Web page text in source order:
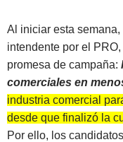
Al iniciar esta
intendente por el PRO,
promesa de campaña:
comerciales en
industria comercial
desde que finalizó la
Por ello, los